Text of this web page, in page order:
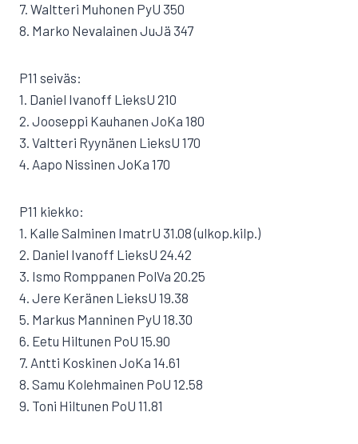
7. Waltteri Muhonen PyU 350
8. Marko Nevalainen JuJä 347
P11 seiväs:
1. Daniel Ivanoff LieksU 210
2. Jooseppi Kauhanen JoKa 180
3. Valtteri Ryynänen LieksU 170
4. Aapo Nissinen JoKa 170
P11 kiekko:
1. Kalle Salminen ImatrU 31.08 (ulkop.kilp.)
2. Daniel Ivanoff LieksU 24.42
3. Ismo Romppanen PolVa 20.25
4. Jere Keränen LieksU 19.38
5. Markus Manninen PyU 18.30
6. Eetu Hiltunen PoU 15.90
7. Antti Koskinen JoKa 14.61
8. Samu Kolehmainen PoU 12.58
9. Toni Hiltunen PoU 11.81